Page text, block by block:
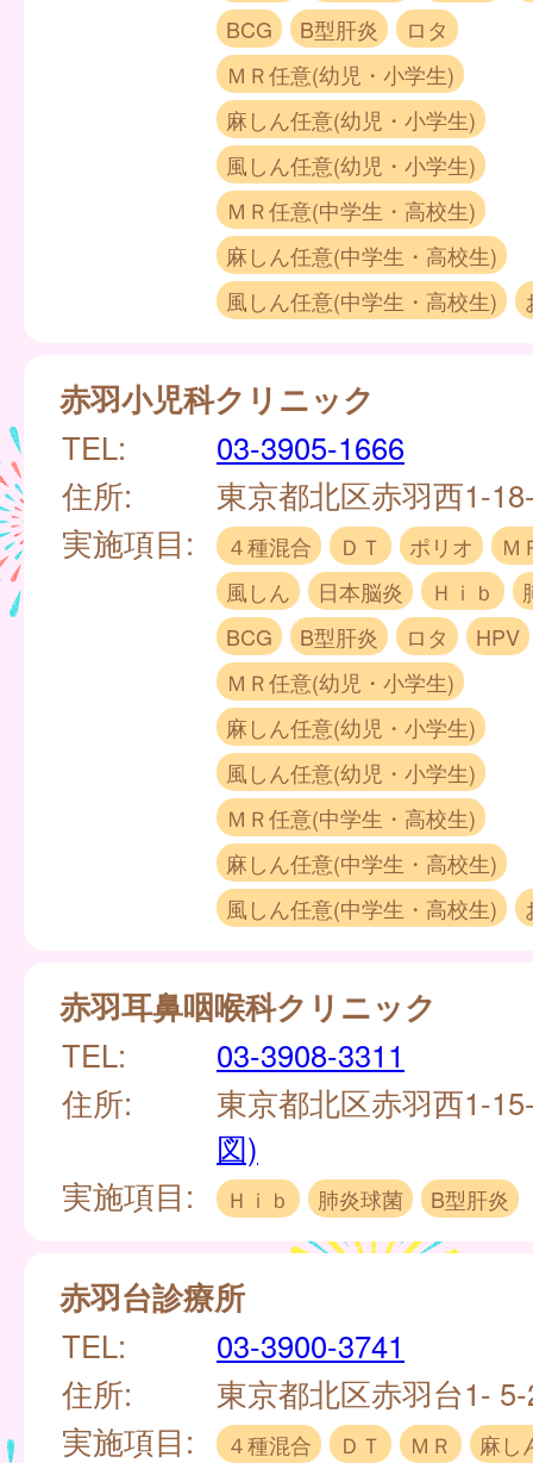
BCG
B型肝炎
ロタ
ＭＲ任意(幼児・小学生)
麻しん任意(幼児・小学生)
風しん任意(幼児・小学生)
ＭＲ任意(中学生・高校生)
麻しん任意(中学生・高校生)
風しん任意(中学生・高校生)
赤羽小児科クリニック
TEL:
03-3905-1666
住所:
東京都北区赤羽西1-
実施項目:
４種混合 ＤＴ ポリオ
Ｍ
風しん
日本脳炎 Ｈｉｂ
BCG
B型肝炎 ロタ
HPV
ＭＲ任意(幼児・小学生)
麻しん任意(幼児・小学生)
風しん任意(幼児・小学生)
ＭＲ任意(中学生・高校生)
麻しん任意(中学生・高校生)
風しん任意(中学生・高校生)
赤羽耳鼻咽喉科クリニック
TEL:
03-3908-3311
住所:
東京都北区赤羽西1-
図)
実施項目:
Ｈｉｂ 肺炎球菌 B型肝炎
赤羽台診療所
TEL:
03-3900-3741
住所:
東京都北区赤羽台1-
実施項目:
４種混合 ＤＴ ＭＲ
麻し